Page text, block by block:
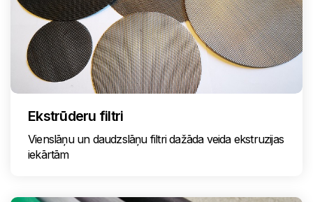
Ekstrūderu filtri
Vienslāņu un daudzslāņu filtri dažāda veida ekstruzijas
iekārtām